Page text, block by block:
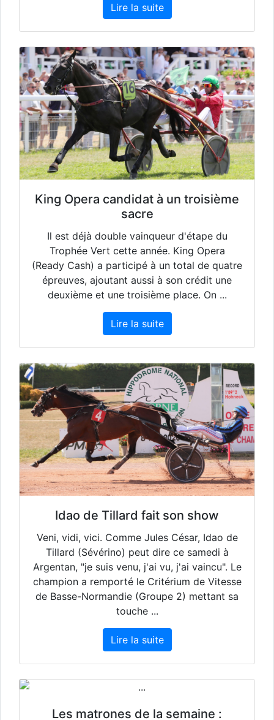
Lire la suite
King Opera candidat à un troisième
sacre
Il est déjà double vainqueur d'étape du
Trophée Vert cette année. King Opera
(Ready Cash) a participé à un total de quatre
épreuves, ajoutant aussi à son crédit une
deuxième et une troisième place. On ...
Lire la suite
Idao de Tillard fait son show
Veni, vidi, vici. Comme Jules César, Idao de
Tillard (Sévérino) peut dire ce samedi à
Argentan, "je suis venu, j'ai vu, j'ai vaincu". Le
champion a remporté le Critérium de Vitesse
de Basse-Normandie (Groupe 2) mettant sa
touche ...
Lire la suite
Les matrones de la semaine :